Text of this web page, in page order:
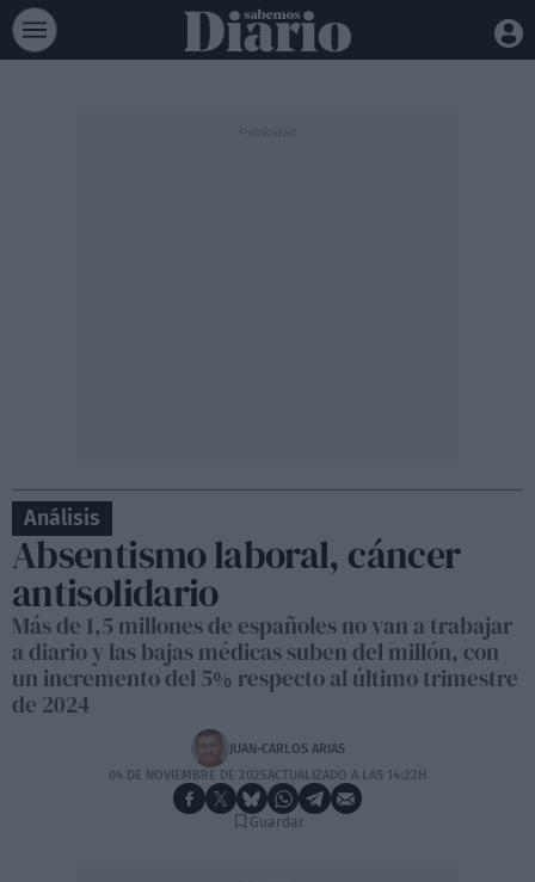
Análisis
Absentismo laboral, cáncer
antisolidario
Más de 1,5 millones de españoles no van a trabajar
a diario y las bajas médicas suben del millón, con
un incremento del 5% respecto al último trimestre
de 2024
JUAN-CARLOS ARIAS
04 DE NOVIEMBRE DE 2025ACTUALIZADO A LAS 14:22H
Guardar